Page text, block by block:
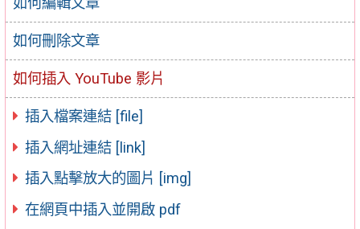
如何刪除文章
如何插入 YouTube 影片
插入檔案連結 [file]
插入網址連結 [link]
插入點擊放大的圖片 [img]
在網頁中插入並開啟 pdf